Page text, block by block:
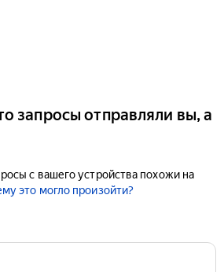
запросы отправляли вы, а
с вашего устройства похожи на
это могло произойти?